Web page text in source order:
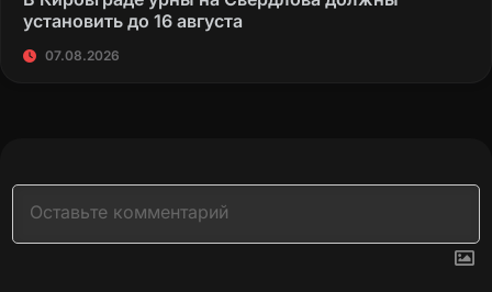
установить до 16 августа
07.08.2026